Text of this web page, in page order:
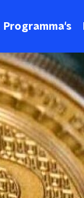
Programma's